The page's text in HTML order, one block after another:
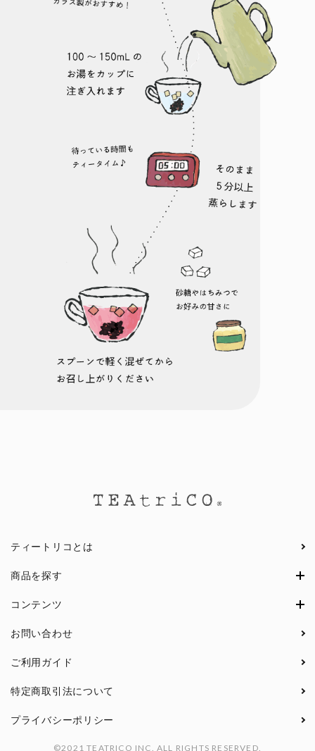
ティートリコとは
商品を探す
コンテンツ
お問い合わせ
ご利用ガイド
特定商取引法について
プライバシーポリシー
©2021 TEATRICO INC. ALL RIGHTS RESERVED.